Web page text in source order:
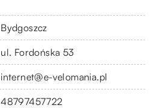
Bydgoszcz
ul. Fordońska 53
internet@e-velomania.pl
48797457722